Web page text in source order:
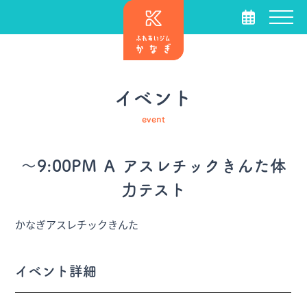
イベント
event
～9:00PM Ａ アスレチックきんた体
力テスト
かなぎアスレチックきんた
イベント詳細